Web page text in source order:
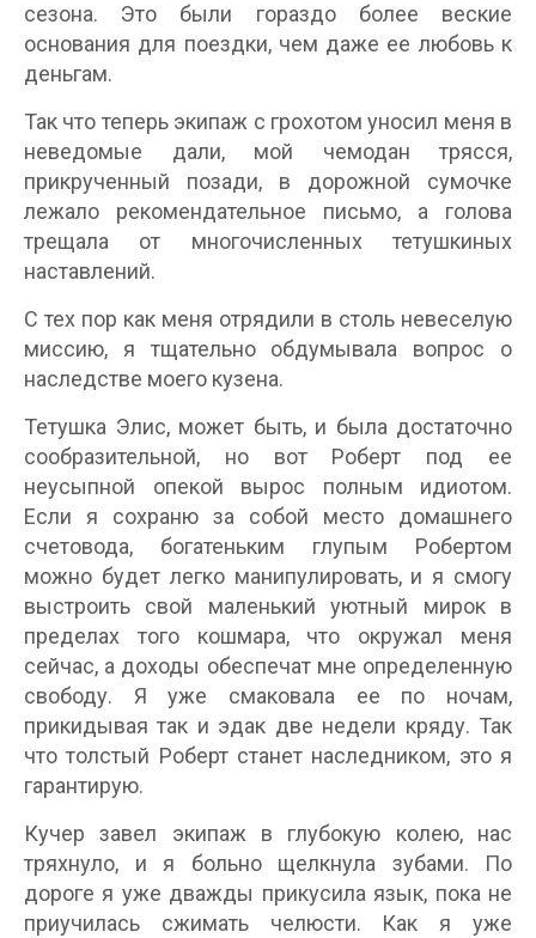
сезона. Это были гораздо более веские
основания для поездки, чем даже ее любовь к
деньгам.
Так что теперь экипаж с грохотом уносил меня в
неведомые дали, мой чемодан трясся,
прикрученный позади, в дорожной сумочке
лежало рекомендательное письмо, а голова
трещала от многочисленных тетушкиных
наставлений.
С тех пор как меня отрядили в столь невеселую
миссию, я тщательно обдумывала вопрос о
наследстве моего кузена.
Тетушка Элис, может быть, и была достаточно
сообразительной, но вот Роберт под ее
неусыпной опекой вырос полным идиотом.
Если я сохраню за собой место домашнего
счетовода, богатеньким глупым Робертом
можно будет легко манипулировать, и я смогу
выстроить свой маленький уютный мирок в
пределах того кошмара, что окружал меня
сейчас, а доходы обеспечат мне определенную
свободу. Я уже смаковала ее по ночам,
прикидывая так и эдак две недели кряду. Так
что толстый Роберт станет наследником, это я
гарантирую.
Кучер завел экипаж в глубокую колею, нас
тряхнуло, и я больно щелкнула зубами. По
дороге я уже дважды прикусила язык, пока не
приучилась сжимать челюсти. Как я уже